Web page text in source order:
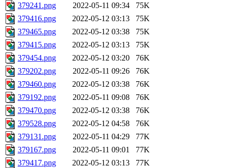
379241.png
2022-05-11 09:34
75K
379416.png
2022-05-12 03:13
75K
379465.png
2022-05-12 03:38
75K
379415.png
2022-05-12 03:13
75K
379454.png
2022-05-12 03:20
76K
379202.png
2022-05-11 09:26
76K
379460.png
2022-05-12 03:38
76K
379192.png
2022-05-11 09:08
76K
379470.png
2022-05-12 03:38
76K
379528.png
2022-05-12 04:58
76K
379131.png
2022-05-11 04:29
77K
379167.png
2022-05-11 09:01
77K
379417.png
2022-05-12 03:13
77K